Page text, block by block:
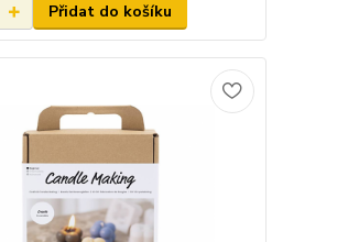
Přidat do košíku